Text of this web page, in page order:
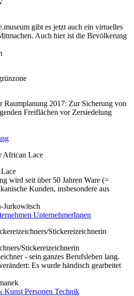
gibt es jetzt auch ein virtuelles
Auch hier ist die Bevölkerung
Raumplanung 2017: Zur Sicherung von
Freiflächen vor Zersiedelung
wird seit über 50 Jahren Ware (=
Kunden, insbesondere aus
Jurkowitsch
UnternehmerInnen
Stickereizeichnerin
- sein ganzes Berufsleben lang.
Es wurde händisch gearbeitet
Kunst Personen Technik